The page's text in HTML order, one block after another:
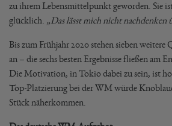
zu ihrem Lebensmittelpunkt geworden. Sie
glücklich. „Das lässt mich nicht nachdenken
Bis zum Frühjahr 2020 stehen sieben
an – die sechs besten Ergebnisse fließen am
Die Motivation, in Tokio dabei zu sein, ist
Top-Platzierung bei der WM würde
Stück näherkommen.